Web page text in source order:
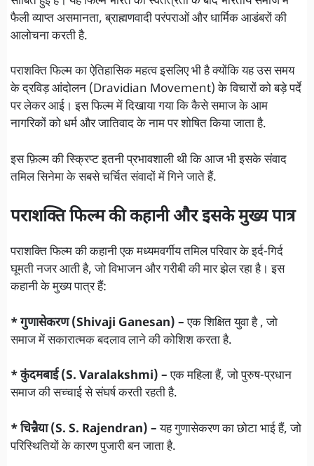
फैली व्याप्त असमानता, ब्राह्मणवादी परंपराओं और धार्मिक आडंबरों की
आलोचना करती है.
पराशक्ति फिल्म का ऐतिहासिक महत्व इसलिए भी है क्योंकि यह उस समय
के द्रविड़ आंदोलन (Dravidian Movement) के विचारों को बड़े पर्दे
पर लेकर आई। इस फिल्म में दिखाया गया कि कैसे समाज के आम
नागरिकों को धर्म और जातिवाद के नाम पर शोषित किया जाता है.
इस फ़िल्म की स्क्रिप्ट इतनी प्रभावशाली थी कि आज भी इसके संवाद
तमिल सिनेमा के सबसे चर्चित संवादों में गिने जाते हैं.
पराशक्ति फिल्म की कहानी और इसके मुख्य पात्र
पराशक्ति फिल्म की कहानी एक मध्यमवर्गीय तमिल परिवार के इर्द-गिर्द
घूमती नजर आती है, जो विभाजन और गरीबी की मार झेल रहा है। इस
कहानी के मुख्य पात्र हैं:
* गुणासेकरण (Shivaji Ganesan) –एक शिक्षित युवा है , जो
समाज में सकारात्मक बदलाव लाने की कोशिश करता है.
* कुंदमबाई (S. Varalakshmi) –एक महिला हैं, जो पुरुष-प्रधान
समाज की सच्चाई से संघर्ष करती रहती है.
* चिन्नैया (S. S. Rajendran) –यह गुणासेकरण का छोटा भाई हैं, जो
परिस्थितियों के कारण पुजारी बन जाता है.